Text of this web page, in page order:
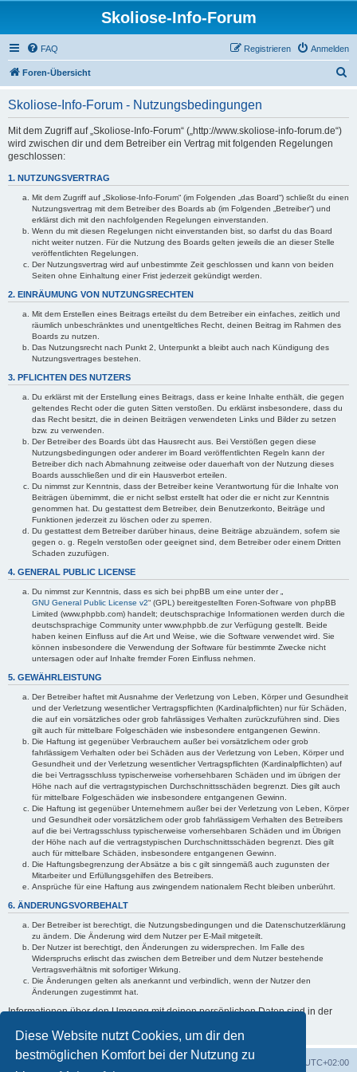
Diese Website nutzt Cookies, um dir den
bestmöglichen Komfort bei der Nutzung zu
Skoliose-Info-Forum
FAQ Anmelden
Registrieren
Foren-Übersicht
Skoliose-Info-Forum - Nutzungsbedingungen
Mit dem Zugriff auf „Skoliose-Info-Forum“ („http://www.skoliose-info-forum.de“)
wird zwischen dir und dem Betreiber ein Vertrag mit folgenden Regelungen
geschlossen:
1. NUTZUNGSVERTRAG
Mit dem Zugriff auf „Skoliose-Info-Forum“ (im Folgenden „das Board“) schließt du einen
Nutzungsvertrag mit dem Betreiber des Boards ab (im Folgenden „Betreiber“) und
erklärst dich mit den nachfolgenden Regelungen einverstanden.
Wenn du mit diesen Regelungen nicht einverstanden bist, so darfst du das Board
nicht weiter nutzen. Für die Nutzung des Boards gelten jeweils die an dieser Stelle
veröffentlichten Regelungen.
Der Nutzungsvertrag wird auf unbestimmte Zeit geschlossen und kann von beiden
Seiten ohne Einhaltung einer Frist jederzeit gekündigt werden.
2. EINRÄUMUNG VON NUTZUNGSRECHTEN
Mit dem Erstellen eines Beitrags erteilst du dem Betreiber ein einfaches, zeitlich und
räumlich unbeschränktes und unentgeltliches Recht, deinen Beitrag im Rahmen des
Boards zu nutzen.
Das Nutzungsrecht nach Punkt 2, Unterpunkt a bleibt auch nach Kündigung des
Nutzungsvertrages bestehen.
3. PFLICHTEN DES NUTZERS
Du erklärst mit der Erstellung eines Beitrags, dass er keine Inhalte enthält, die gegen
geltendes Recht oder die guten Sitten verstoßen. Du erklärst insbesondere, dass du
das Recht besitzt, die in deinen Beiträgen verwendeten Links und Bilder zu setzen
bzw. zu verwenden.
Der Betreiber des Boards übt das Hausrecht aus. Bei Verstößen gegen diese
Nutzungsbedingungen oder anderer im Board veröffentlichten Regeln kann der
Betreiber dich nach Abmahnung zeitweise oder dauerhaft von der Nutzung dieses
Boards ausschließen und dir ein Hausverbot erteilen.
Du nimmst zur Kenntnis, dass der Betreiber keine Verantwortung für die Inhalte von
Beiträgen übernimmt, die er nicht selbst erstellt hat oder die er nicht zur Kenntnis
genommen hat. Du gestattest dem Betreiber, dein Benutzerkonto, Beiträge und
Funktionen jederzeit zu löschen oder zu sperren.
Du gestattest dem Betreiber darüber hinaus, deine Beiträge abzuändern, sofern sie
gegen o. g. Regeln verstoßen oder geeignet sind, dem Betreiber oder einem Dritten
Schaden zuzufügen.
4. GENERAL PUBLIC LICENSE
Du nimmst zur Kenntnis, dass es sich bei phpBB um eine unter der „
GNU General Public License v2“ (GPL) bereitgestellten Foren-Software von phpBB
Limited (www.phpbb.com) handelt; deutschsprachige Informationen werden durch die
deutschsprachige Community unter www.phpbb.de zur Verfügung gestellt. Beide
haben keinen Einfluss auf die Art und Weise, wie die Software verwendet wird. Sie
können insbesondere die Verwendung der Software für bestimmte Zwecke nicht
untersagen oder auf Inhalte fremder Foren Einfluss nehmen.
5. GEWÄHRLEISTUNG
Der Betreiber haftet mit Ausnahme der Verletzung von Leben, Körper und Gesundheit
und der Verletzung wesentlicher Vertragspflichten (Kardinalpflichten) nur für Schäden,
die auf ein vorsätzliches oder grob fahrlässiges Verhalten zurückzuführen sind. Dies
gilt auch für mittelbare Folgeschäden wie insbesondere entgangenen Gewinn.
Die Haftung ist gegenüber Verbrauchern außer bei vorsätzlichem oder grob
fahrlässigem Verhalten oder bei Schäden aus der Verletzung von Leben, Körper und
Gesundheit und der Verletzung wesentlicher Vertragspflichten (Kardinalpflichten) auf
die bei Vertragsschluss typischerweise vorhersehbaren Schäden und im übrigen der
Höhe nach auf die vertragstypischen Durchschnittsschäden begrenzt. Dies gilt auch
für mittelbare Folgeschäden wie insbesondere entgangenen Gewinn.
Die Haftung ist gegenüber Unternehmern außer bei der Verletzung von Leben, Körper
und Gesundheit oder vorsätzlichem oder grob fahrlässigem Verhalten des Betreibers
auf die bei Vertragsschluss typischerweise vorhersehbaren Schäden und im Übrigen
der Höhe nach auf die vertragstypischen Durchschnittsschäden begrenzt. Dies gilt
auch für mittelbare Schäden, insbesondere entgangenen Gewinn.
Die Haftungsbegrenzung der Absätze a bis c gilt sinngemäß auch zugunsten der
Mitarbeiter und Erfüllungsgehilfen des Betreibers.
Ansprüche für eine Haftung aus zwingendem nationalem Recht bleiben unberührt.
6. ÄNDERUNGSVORBEHALT
Der Betreiber ist berechtigt, die Nutzungsbedingungen und die Datenschutzerklärung
zu ändern. Die Änderung wird dem Nutzer per E-Mail mitgeteilt.
Der Nutzer ist berechtigt, den Änderungen zu widersprechen. Im Falle des
Widerspruchs erlischt das zwischen dem Betreiber und dem Nutzer bestehende
Vertragsverhältnis mit sofortiger Wirkung.
Die Änderungen gelten als anerkannt und verbindlich, wenn der Nutzer den
Änderungen zugestimmt hat.
Informationen über den Umgang mit deinen persönlichen Daten sind in der
Foren-Übersicht Alle Zeiten sind UTC+02:00